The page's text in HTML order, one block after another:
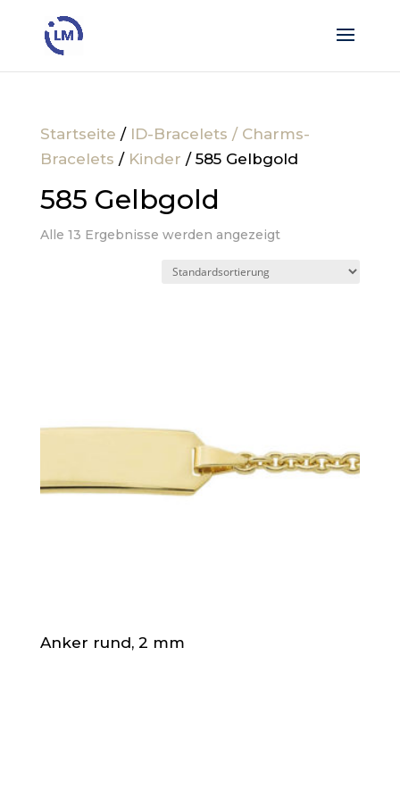
Startseite / ID-Bracelets / Charms-
Bracelets / Kinder / 585 Gelbgold
585 Gelbgold
Alle 13 Ergebnisse werden angezeigt
Anker rund, 2 mm